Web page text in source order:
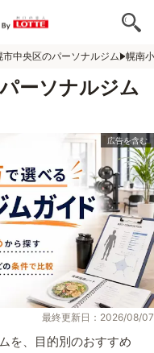
市中央区のパーソナルジム 幌南
ーソナルジム
最終更新日：2026/08/07
を、目的別のおすすめ